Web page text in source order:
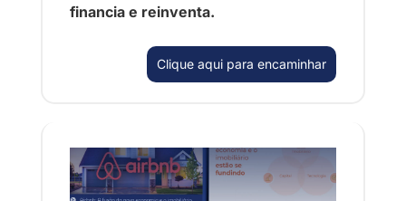
financia e reinventa.
Clique aqui para encaminhar